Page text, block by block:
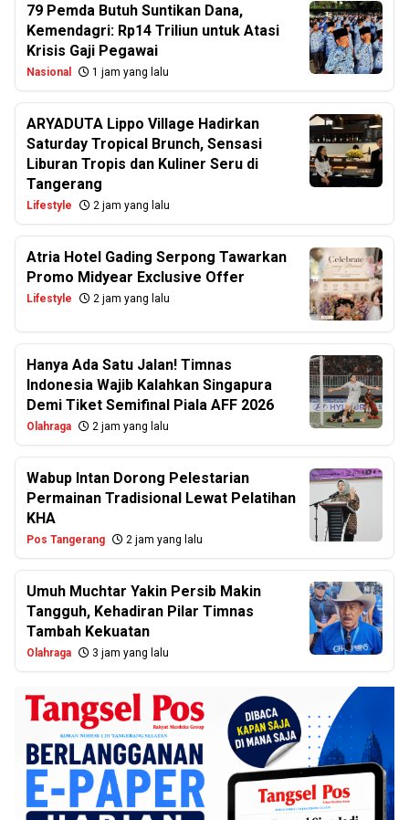
79 Pemda Butuh Suntikan Dana,
Kemendagri: Rp14 Triliun untuk Atasi
Krisis Gaji Pegawai
Nasional 1 jam yang lalu
ARYADUTA Lippo Village Hadirkan
Saturday Tropical Brunch, Sensasi
Liburan Tropis dan Kuliner Seru di
Tangerang
Lifestyle 2 jam yang lalu
Atria Hotel Gading Serpong Tawarkan
Promo Midyear Exclusive Offer
Lifestyle 2 jam yang lalu
Hanya Ada Satu Jalan! Timnas
Indonesia Wajib Kalahkan Singapura
Demi Tiket Semifinal Piala AFF 2026
Olahraga 2 jam yang lalu
Wabup Intan Dorong Pelestarian
Permainan Tradisional Lewat Pelatihan
KHA
Pos Tangerang 2 jam yang lalu
Umuh Muchtar Yakin Persib Makin
Tangguh, Kehadiran Pilar Timnas
Tambah Kekuatan
Olahraga 3 jam yang lalu